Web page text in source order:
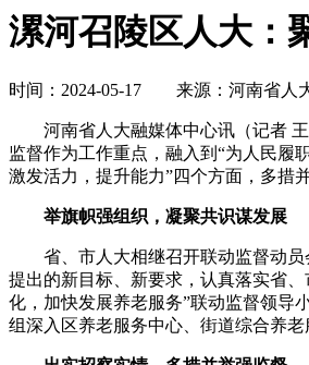
漯河召陵区人大：
时间：2024-05-17 来源：河南省人
河南省人大融媒体中心讯（记者 王
监督作为工作重点，融入到“为人民履
激发活力，提升能力”四个方面，多措
举旗帜强组织，凝聚共识谋发展
省、市人大相继召开联动监督动员
提出的新目标、新要求，认真落实省
化，加快发展养老服务”联动监督领导
组深入区养老服务中心、街道综合养